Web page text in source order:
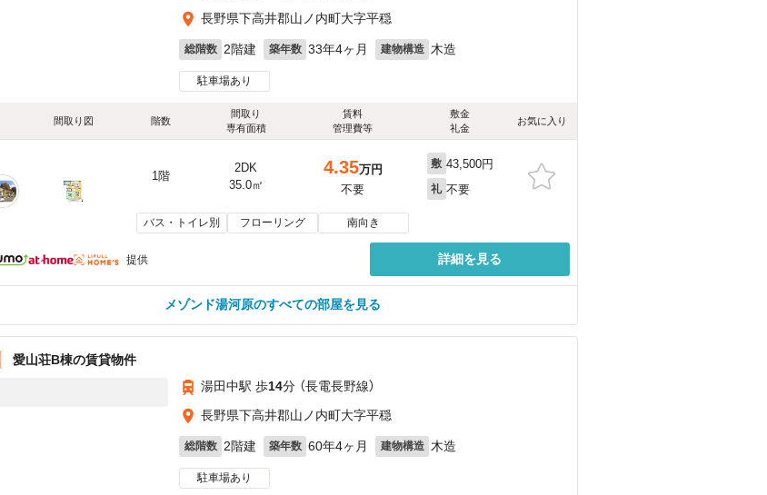
長野県下高井郡山ノ内町大字平穏
総階数 2階建 築年数 33年4ヶ月 建物構造 木造
駐車場あり
間取り図 階数
間取り
専有面積
賃料
管理費等
敷金
礼金
お気に入り
1階
2DK
35.0㎡
4.35万円
不要
敷 43,500円
礼 不要
バス・トイレ別 フローリング 南向き
提供 詳細を見る
メゾンド湯河原のすべての部屋を見る
愛山荘B棟の賃貸物件
湯田中駅 歩14分 （長電長野線）
長野県下高井郡山ノ内町大字平穏
総階数 2階建 築年数 60年4ヶ月 建物構造 木造
駐車場あり